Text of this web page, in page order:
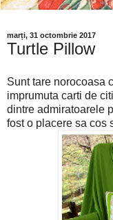
marți, 31 octombrie 2017
Turtle Pillow
Sunt tare norocoasa
imprumuta carti de
dintre admiratoarele
fost o placere sa cos